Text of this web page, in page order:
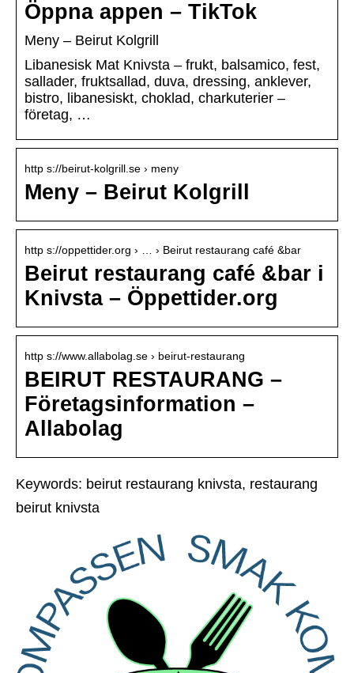
Öppna appen – TikTok
Meny – Beirut Kolgrill
Libanesisk Mat Knivsta – frukt, balsamico, fest,
sallader, fruktsallad, duva, dressing, anklever,
bistro, libanesiskt, choklad, charkuterier –
företag, …
http s://beirut-kolgrill.se › meny
Meny – Beirut Kolgrill
http s://oppettider.org › … › Beirut restaurang café &bar
Beirut restaurang café &bar i
Knivsta – Öppettider.org
http s://www.allabolag.se › beirut-restaurang
BEIRUT RESTAURANG –
Företagsinformation –
Allabolag
Keywords: beirut restaurang knivsta, restaurang
beirut knivsta